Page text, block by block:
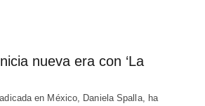
nueva era con ‘La
en México, Daniela Spalla, ha